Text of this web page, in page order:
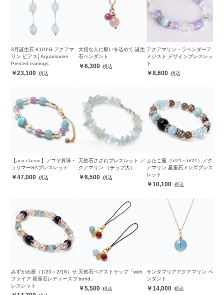
3月誕生石 K10YG アクアマ
リン ピアス│Aquamarine
Pierced earrings
23,100
大切な人に願いを込めて 誕生
石ペンダント
6,300
アクアマリン・ラベンダーア
メジスト デザインブレスレッ
ト
8,600
【aco classic】アコヤ真珠・
ラリマーSAブレスレット
47,000
天然石さざれブレスレット ア
クアマリン （チップ大）
6,500
ふたご座（5/21～6/21）アク
アマリン 星座石メンズブレス
レット
10,100
みずがめ座（1/20～2/18）サ
ファイア 星座石レディースブ
レスレット
天然石ペアストラップ「with
bond」
5,500
サンタマリアアクアマリン ペ
ンダント
14,000